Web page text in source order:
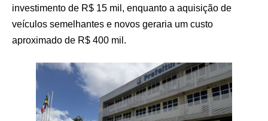
investimento de R$ 15 mil, enquanto a aquisição de
veículos semelhantes e novos geraria um custo
aproximado de R$ 400 mil.